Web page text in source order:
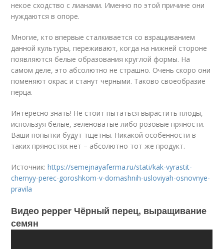
некое сходство с лианами. Именно по этой причине они
нуждаются в опоре.
Многие, кто впервые сталкивается со взращиванием
данной культуры, переживают, когда на нижней стороне
появляются белые образования круглой формы. На
самом деле, это абсолютно не страшно. Очень скоро они
поменяют окрас и станут черными. Таково своеобразие
перца.
Интересно знать! Не стоит пытаться вырастить плоды,
используя белые, зеленоватые либо розовые пряности.
Ваши попытки будут тщетны. Никакой особенности в
таких пряностях нет – абсолютно тот же продукт.
Источник:https://semejnayaferma.ru/stati/kak-vyrastit-
chernyy-perec-goroshkom-v-domashnih-usloviyah-osnovnye-
pravila
Видео pepper Чёрный перец, выращивание
семян